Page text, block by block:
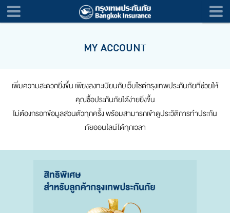
MY ACCOUNT
เพิ่มความสะดวกยิ่งขึ้น เพียงลงทะเบียนกับเว็บไซต์กรุงเทพประกันภัยที่ช่วยให้
คุณซื้อประกันภัยได้ง่ายยิ่งขึ้น
ไม่ต้องกรอกข้อมูลส่วนตัวทุกครั้ง พร้อมสามารถเข้าดูประวัติการทำประกัน
ภัยออนไลน์ได้ทุกเวลา